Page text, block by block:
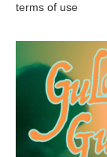
terms of use